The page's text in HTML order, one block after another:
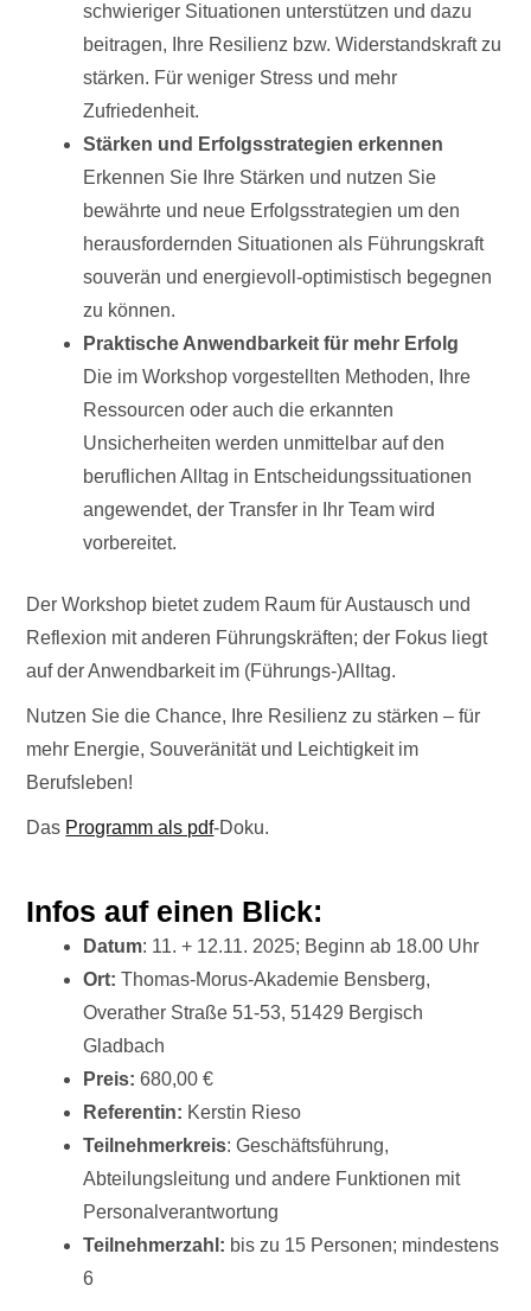
schwieriger Situationen unterstützen und dazu
beitragen, Ihre Resilienz bzw. Widerstandskraft zu
stärken. Für weniger Stress und mehr
Zufriedenheit.
Stärken und Erfolgsstrategien erkennen
Erkennen Sie Ihre Stärken und nutzen Sie
bewährte und neue Erfolgsstrategien um den
herausfordernden Situationen als Führungskraft
souverän und energievoll-optimistisch begegnen
zu können.
Praktische Anwendbarkeit für mehr Erfolg
Die im Workshop vorgestellten Methoden, Ihre
Ressourcen oder auch die erkannten
Unsicherheiten werden unmittelbar auf den
beruflichen Alltag in Entscheidungssituationen
angewendet, der Transfer in Ihr Team wird
vorbereitet.
Der Workshop bietet zudem Raum für Austausch und
Reflexion mit anderen Führungskräften; der Fokus liegt
auf der Anwendbarkeit im (Führungs-)Alltag.
Nutzen Sie die Chance, Ihre Resilienz zu stärken – für
mehr Energie, Souveränität und Leichtigkeit im
Berufsleben!
Das Programm als pdf-Doku.
Infos auf einen Blick:
Datum: 11. + 12.11. 2025; Beginn ab 18.00 Uhr
Ort: Thomas-Morus-Akademie Bensberg,
Overather Straße 51-53, 51429 Bergisch
Gladbach
Preis: 680,00 €
Referentin: Kerstin Rieso
Teilnehmerkreis: Geschäftsführung,
Abteilungsleitung und andere Funktionen mit
Personalverantwortung
Teilnehmerzahl: bis zu 15 Personen; mindestens
6